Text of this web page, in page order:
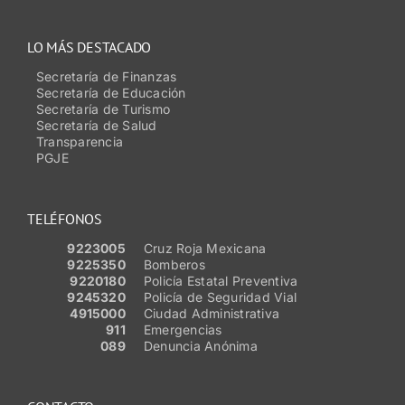
TELÉFONOS
9223005
Cruz Roja Mexicana
9225350
Bomberos
9220180
Policía Estatal Preventiva
9245320
Policía de Seguridad Vial
4915000
Ciudad Administrativa
911
Emergencias
089
Denuncia Anónima
LO MÁS DESTACADO
Secretaría de Finanzas
Secretaría de Educación
Secretaría de Turismo
Secretaría de Salud
Transparencia
PGJE